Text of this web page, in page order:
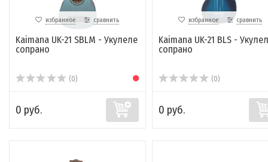
избранное сравнить
Kaimana UK-21 SBLM - Укулеле
сопрано
(0)
0 руб.
избранное сравнить
Kaimana UK-21 BLS -
сопрано
(0)
0 руб.